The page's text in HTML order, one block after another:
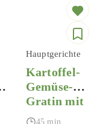
Hauptgerichte
Kartoffel-
Gemüse-
Gratin mit
Hüttenkäse
45 min